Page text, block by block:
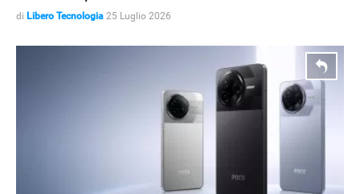
di Libero Tecnologia 25 Luglio 2026